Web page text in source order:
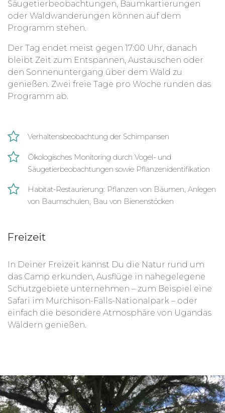
Säugetierbeobachtungen, Baumkartierungen
oder Waldwanderungen können auf dem
Programm stehen.
Der Tag endet meist gegen 17:00 Uhr, danach
bleibt Zeit zum Entspannen, Austauschen oder
den Sonnenuntergang über dem Wald zu
genießen. Zwei freie Tage pro Woche runden das
Programm ab.
Verhaltensbeobachtung der Schimpansen
Ökologisches Monitoring durch Vogel- und
Säugetierbeobachtungen sowie Pflanzenidentifikation
Habitat-Restaurierung: Pflanzen von Bäumen, Anlegen
von Baumschulen, Bau von Bienenstöcken
Freizeit
In Deiner Freizeit kannst Du die Natur rund um
das Camp erkunden, Ausflüge in nahegelegene
Schutzgebiete unternehmen – zum Beispiel eine
Safari im Murchison-Falls-Nationalpark – oder
einfach die besondere Atmosphäre von Ugandas
Wäldern genießen.